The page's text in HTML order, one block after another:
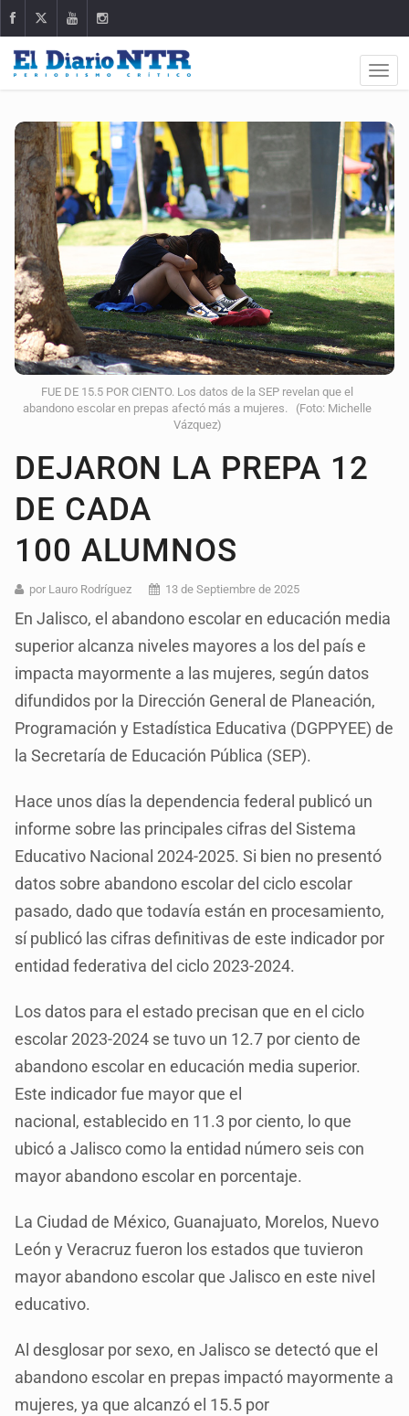
FUE DE 15.5 POR CIENTO. Los datos de la SEP revelan que el
abandono escolar en prepas afectó más a mujeres. (Foto: Michelle
Vázquez)
DEJARON LA PREPA 12
DE CADA
100 ALUMNOS
por Lauro Rodríguez 13 de Septiembre de 2025
En Jalisco, el abandono escolar en educación media
superior alcanza niveles mayores a los del país e
impacta mayormente a las mujeres, según datos
difundidos por la Dirección General de Planeación,
Programación y Estadística Educativa (DGPPYEE) de
la Secretaría de Educación Pública (SEP).
Hace unos días la dependencia federal publicó un
informe sobre las principales cifras del Sistema
Educativo Nacional 2024-2025. Si bien no presentó
datos sobre abandono escolar del ciclo escolar
pasado, dado que todavía están en procesamiento,
sí publicó las cifras definitivas de este indicador por
entidad federativa del ciclo 2023-2024.
Los datos para el estado precisan que en el ciclo
escolar 2023-2024 se tuvo un 12.7 por ciento de
abandono escolar en educación media superior.
Este indicador fue mayor que el
nacional, establecido en 11.3 por ciento, lo que
ubicó a Jalisco como la entidad número seis con
mayor abandono escolar en porcentaje.
La Ciudad de México, Guanajuato, Morelos, Nuevo
León y Veracruz fueron los estados que tuvieron
mayor abandono escolar que Jalisco en este nivel
educativo.
Al desglosar por sexo, en Jalisco se detectó que el
abandono escolar en prepas impactó mayormente a
mujeres, ya que alcanzó el 15.5 por